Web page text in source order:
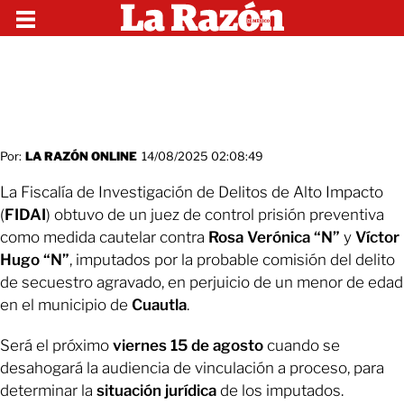
Por: LA RAZÓN ONLINE 14/08/2025 02:08:49
La Fiscalía de Investigación de Delitos de Alto Impacto
(FIDAI) obtuvo de un juez de control prisión preventiva
como medida cautelar contra Rosa Verónica “N” y Víctor
Hugo “N”, imputados por la probable comisión del delito
de secuestro agravado, en perjuicio de un menor de edad
en el municipio de Cuautla.
Será el próximo viernes 15 de agosto cuando se
desahogará la audiencia de vinculación a proceso, para
determinar la situación jurídica de los imputados.